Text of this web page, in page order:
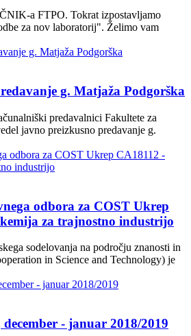
a FTPO. Tokrat izpostavljamo
za nov laboratorij". Želimo vam
g. Matjaža Podgorška
predavalnici Fakultete za
javno preizkusno predavanje g.
odbora za COST Ukrep
za trajnostno industrijo
sodelovanja na področju znanosti in
in Science and Technology) je
- januar 2018/2019